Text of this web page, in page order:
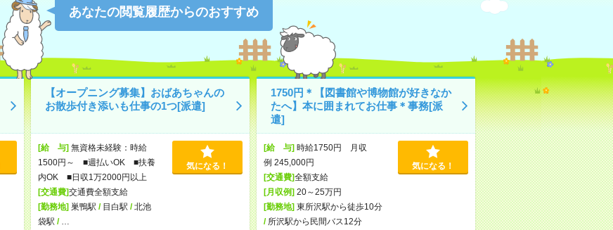
あなたの閲覧履歴からのおすすめ
【オープニング募集】おばあちゃんの
お散歩付き添いも仕事の1つ[派遣]
[給 与]無資格未経験：時給
1500円～ ■週払いOK ■扶養
内OK ■日収1万2000円以上
[交通費]交通費全額支給
[勤務地]巣鴨駅 / 目白駅 /北池
袋駅 /
気になる！
1750円＊【図書館や博物館が好きなか
たへ】本に囲まれてお仕事＊事務[派
遣]
[給 与]時給1750円 月収
例 245,000円
[交通費]全額支給
[月収例]20～25万円
[勤務地]東所沢駅から徒歩10分
/ 所沢駅から民間バス12分
気になる！